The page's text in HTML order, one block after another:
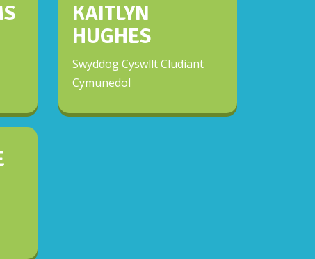
KAITLYN
HUGHES
Swyddog Cyswllt Cludiant
Cymunedol